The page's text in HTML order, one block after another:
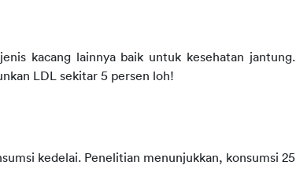
kacang lainnya baik untuk kesehatan jantung.
LDL sekitar 5 persen loh!
kedelai. Penelitian menunjukkan, konsumsi 25